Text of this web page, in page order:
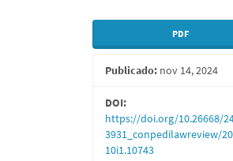
Barra
lateral
de
artigos
PDF
Publicado: nov 14, 2024
DOI:
https://doi.org/10.26668/
3931_conpedilawreview/
10i1.10743